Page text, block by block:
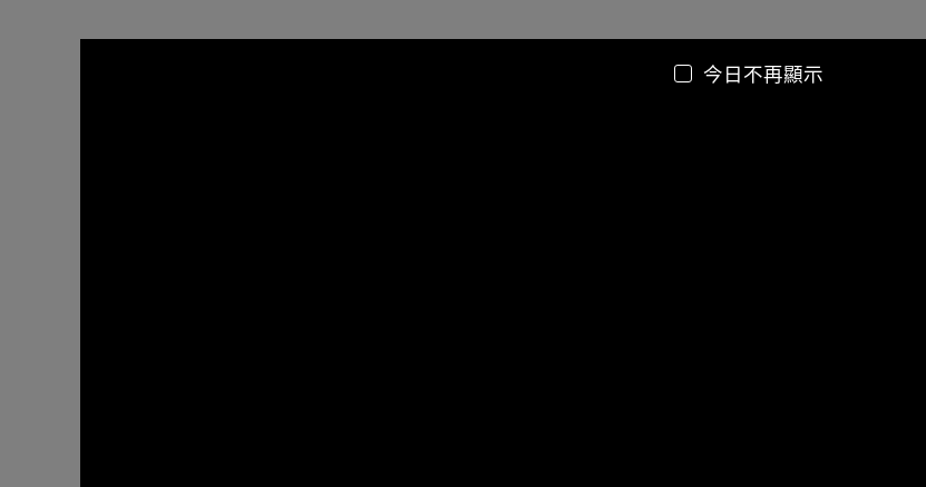
今日不再顯示